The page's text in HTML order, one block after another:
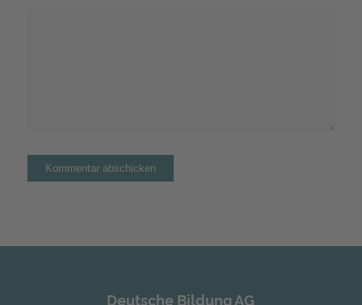
Deutsche Bildung AG